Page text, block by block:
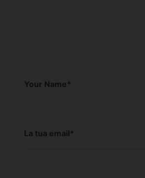
Your Name*
La tua email*